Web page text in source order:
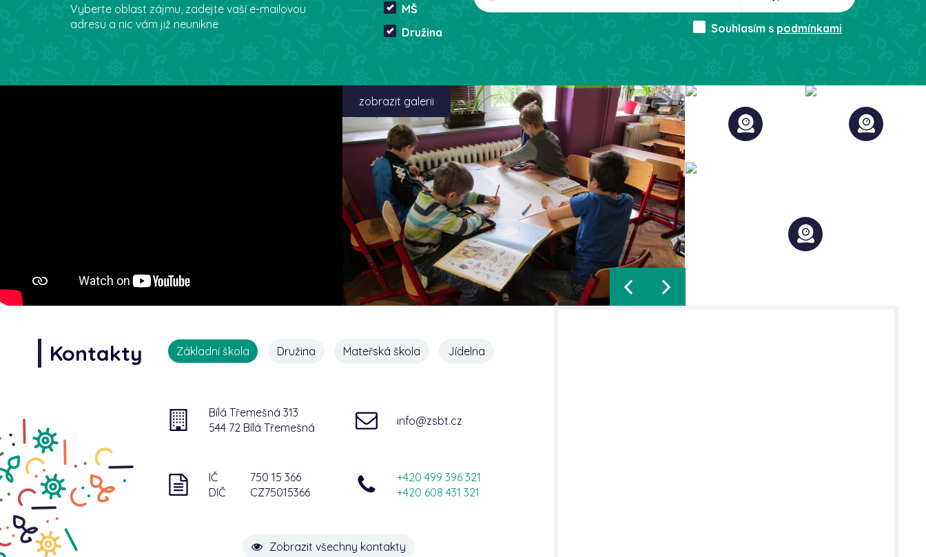
Vyberte oblast zájmu, zadejte vaší e-mailovou
adresu a nic vám již neunikne
MŠ
Družina
Souhlasím s podmínkami
zobrazit galerii
Kontakty Základní škola Družina Mateřská škola Jídelna
Bílá Třemešná 313
544 72 Bílá Třemešná
info@zsbt.cz
IČ
750 15 366
DIČ
CZ75015366
+420 499 396 321
+420 608 431 321
Zobrazit všechny kontakty